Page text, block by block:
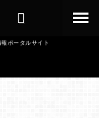
ポータルサイト